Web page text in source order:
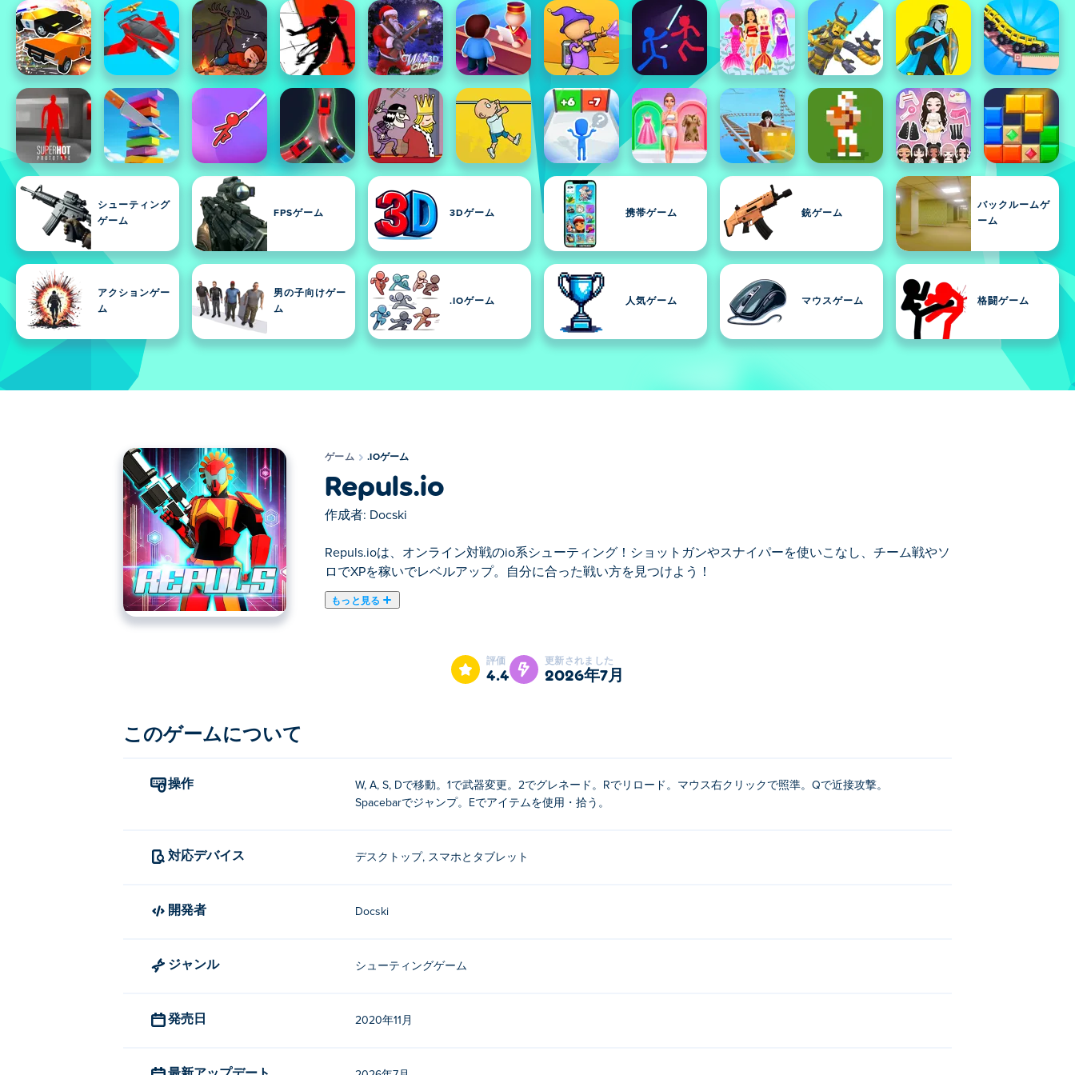
シューティング
ゲーム
FPSゲーム 3Dゲーム 携帯ゲーム 銃ゲーム
バックルームゲ
ーム
アクションゲー
ム
男の子向けゲー
ム
.IOゲーム 人気ゲーム マウスゲーム 格闘ゲーム
ゲーム .IOゲーム
Repuls.io
作成者: Docski
Repuls.ioは、オンライン対戦のio系シューティング！ショットガンやスナイパーを使いこなし、チーム戦やソ
ロでXPを稼いでレベルアップ。自分に合った戦い方を見つけよう！
もっと見る
ここでRepuls.io. Repuls.ioは.ioゲームのおすすめゲームです。
評価
4.4
更新されました
2026年7月
このゲームについて
操作
W, A, S, Dで移動。1で武器変更。2でグレネード。Rでリロード。マウス右クリックで照準。Qで近接攻撃。
Spacebarでジャンプ。Eでアイテムを使用・拾う。
対応デバイス デスクトップ, スマホとタブレット
開発者 Docski
ジャンル シューティングゲーム
発売日 2020年11月